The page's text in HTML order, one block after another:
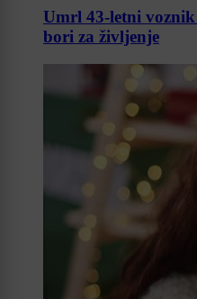
Umrl 43-letni
bori za življenje